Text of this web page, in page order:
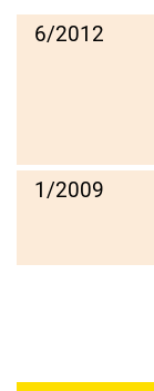
6/2012
1/2009